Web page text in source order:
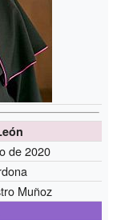
de 2020
Muñoz